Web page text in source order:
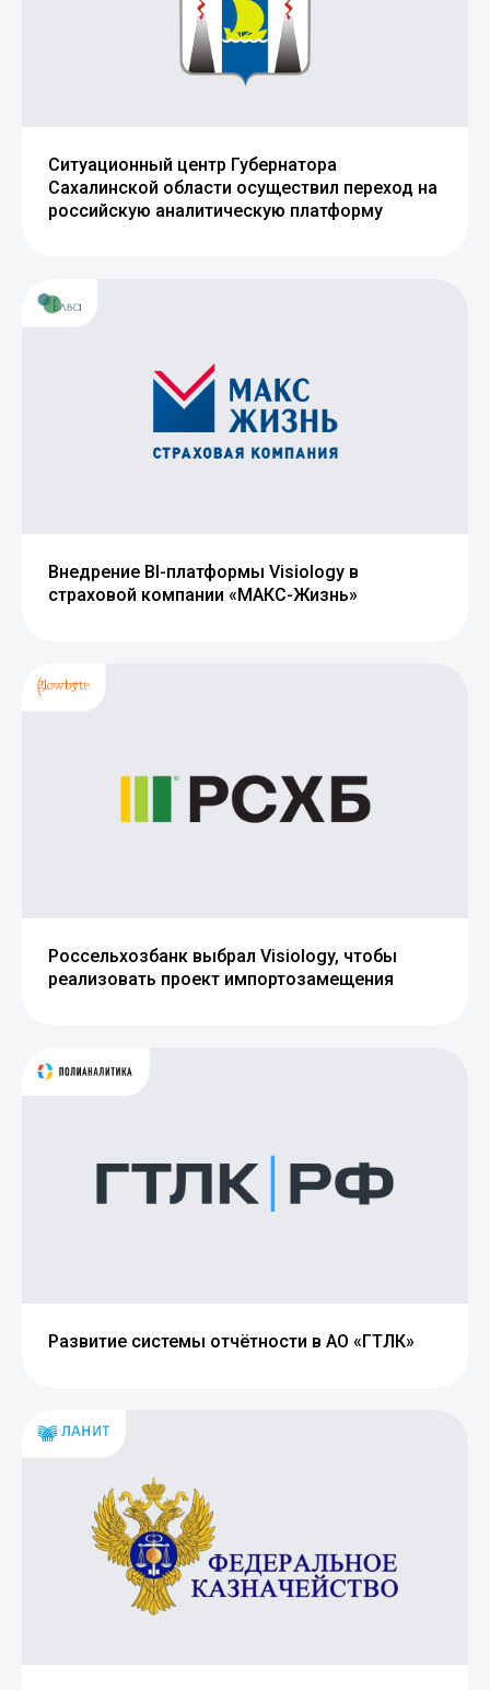
Ситуационный центр Губернатора
Сахалинской области осуществил переход на
российскую аналитическую платформу
Внедрение BI-платформы Visiology в
страховой компании «МАКС-Жизнь»
Россельхозбанк выбрал Visiology, чтобы
реализовать проект импортозамещения
Развитие системы отчётности в АО «ГТЛК»